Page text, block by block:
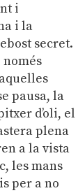
i
i la
secret.
pausa, la
d’oli, el
plena
a la vista
les mans
per a no